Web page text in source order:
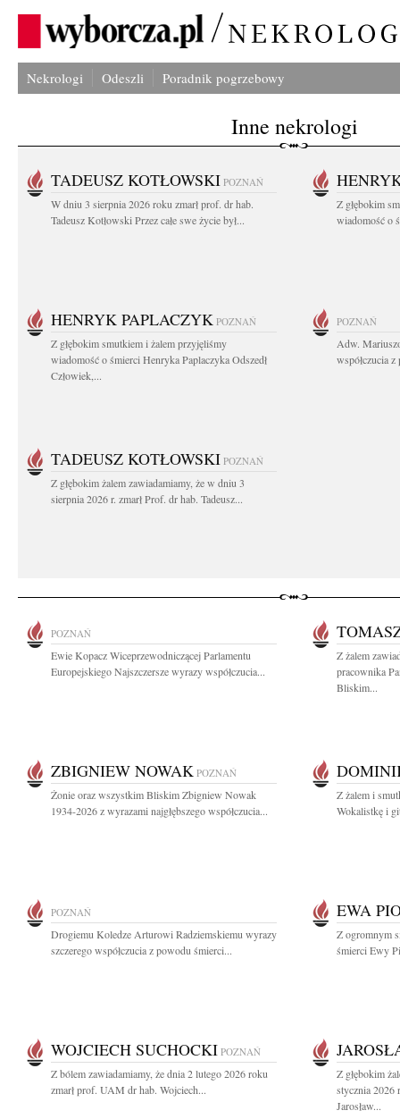
Nekrologi Odeszli Poradnik pogrzebowy
Inne nekrologi
TADEUSZ KOTŁOWSKI POZNAŃ
W dniu 3 sierpnia 2026 roku zmarł prof. dr hab.
Tadeusz Kotłowski Przez całe swe życie był...
Z głębokim
wiadomość o
HENRYK PAPLACZYK POZNAŃ
Z głębokim smutkiem i żalem przyjęliśmy
wiadomość o śmierci Henryka Paplaczyka Odszedł
Człowiek,...
POZNAŃ
Adw.
współczucia
TADEUSZ KOTŁOWSKI POZNAŃ
Z głębokim żalem zawiadamiamy, że w dniu 3
sierpnia 2026 r. zmarł Prof. dr hab. Tadeusz...
POZNAŃ
Ewie Kopacz Wiceprzewodniczącej Parlamentu
Europejskiego Najszczersze wyrazy współczucia...
Z żalem
pracownika
Bliskim...
ZBIGNIEW NOWAK POZNAŃ
Żonie oraz wszystkim Bliskim Zbigniew Nowak
1934-2026 z wyrazami najgłębszego współczucia...
Z żalem i
Wokalistkę i
POZNAŃ
Drogiemu Koledze Arturowi Radziemskiemu wyrazy
szczerego współczucia z powodu śmierci...
EWA
Z ogromnym
śmierci Ewy
WOJCIECH SUCHOCKI POZNAŃ
Z bólem zawiadamiamy, że dnia 2 lutego 2026 roku
zmarł prof. UAM dr hab. Wojciech...
Z głębokim
stycznia 2026
Jarosław...